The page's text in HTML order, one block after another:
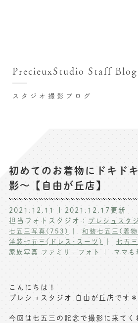
七五三お参り用着物レンタ
お宮参り写真撮影
ハーフバースデー撮影
卒業袴･卒業写真撮影
入園入学･卒園卒業記念撮影
ハーフ成人式･10歳の祝い記
家族写真･記念写真撮影
ペット写真撮影
マタニティフォト撮影
フレンド記念撮影
記念撮影コラム
よくある質問
写真商品一覧
スタジオ撮影ブログ
PrecieuxStudio Staff Blog
初めてのお着物にドキド
影〜【自由が丘店】
2021.12.11 2021.12.17 更新
担当フォトスタジオ： プレシュスタ
七五三写真(753)
和装七五三(着
洋装七五三(ドレス･スーツ)
七五
家族写真 ファミリーフォト
ママも
こんにちは！
プレシュスタジオ 自由が丘店です＊
今回は七五三の記念で撮影に来て